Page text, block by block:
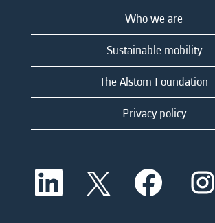
Who we are
Sustainable mobility
The Alstom Foundation
Privacy policy
O
e
O
p
e
O
p
e
O
p